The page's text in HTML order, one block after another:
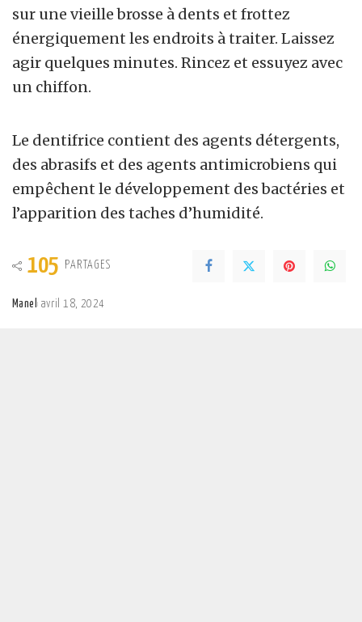
sur une vieille brosse à dents et frottez
énergiquement les endroits à traiter. Laissez
agir quelques minutes. Rincez et essuyez avec
un chiffon.
Le dentifrice contient des agents détergents,
des abrasifs et des agents antimicrobiens qui
empêchent le développement des bactéries et
l’apparition des taches d’humidité.
105 PARTAGES
Manel avril 18, 2024